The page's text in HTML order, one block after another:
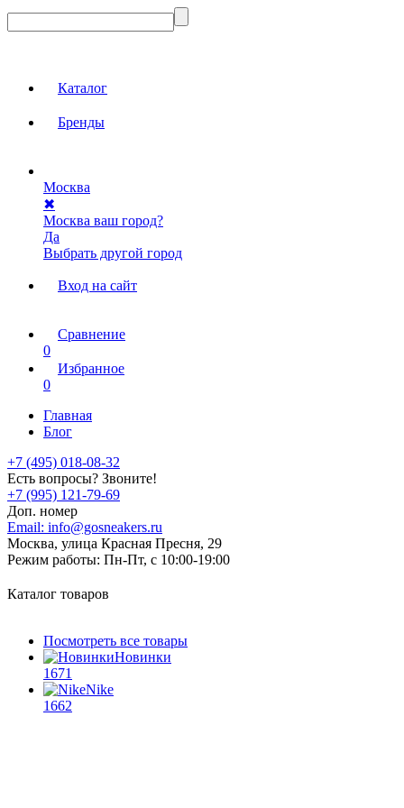
Каталог
Бренды
Москва
✖
Москва ваш город?
Да
Выбрать другой город
Вход на сайт
Сравнение
0
Избранное
0
Главная
Блог
+7 (495) 018-08-32
Есть вопросы? Звоните!
+7 (995) 121-79-69
Доп. номер
Email: info@gosneakers.ru
Москва, улица Красная Пресня, 29
Режим работы: Пн-Пт, с 10:00-19:00
Каталог товаров
Посмотреть все товары
Новинки
1671
Nike
1662